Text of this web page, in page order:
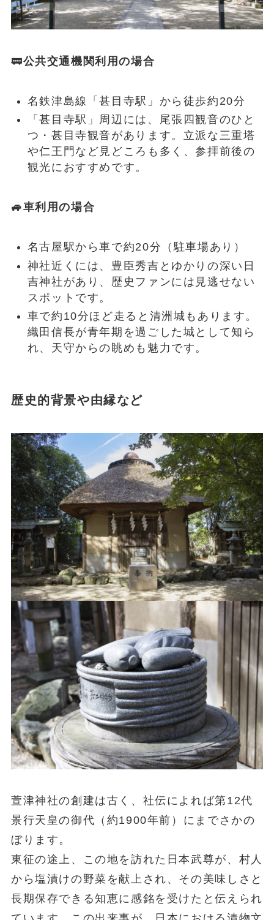
🚃公共交通機関利用の場合
名鉄津島線「甚目寺駅」から徒歩約20分
「甚目寺駅」周辺には、尾張四観音のひと
つ・甚目寺観音があります。立派な三重塔
や仁王門など見どころも多く、参拝前後の
観光におすすめです。
🚙車利用の場合
名古屋駅から車で約20分（駐車場あり）
神社近くには、豊臣秀吉とゆかりの深い日
吉神社があり、歴史ファンには見逃せない
スポットです。
車で約10分ほど走ると清洲城もあります。
織田信長が青年期を過ごした城として知ら
れ、天守からの眺めも魅力です。
歴史的背景や由縁など
萱津神社の創建は古く、社伝によれば第12代
景行天皇の御代（約1900年前）にまでさかの
ぼります。
東征の途上、この地を訪れた日本武尊が、村人
から塩漬けの野菜を献上され、その美味しさと
長期保存できる知恵に感銘を受けたと伝えられ